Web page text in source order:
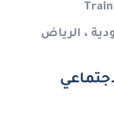
، الرياض